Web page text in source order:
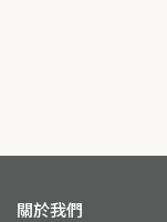
關於我們